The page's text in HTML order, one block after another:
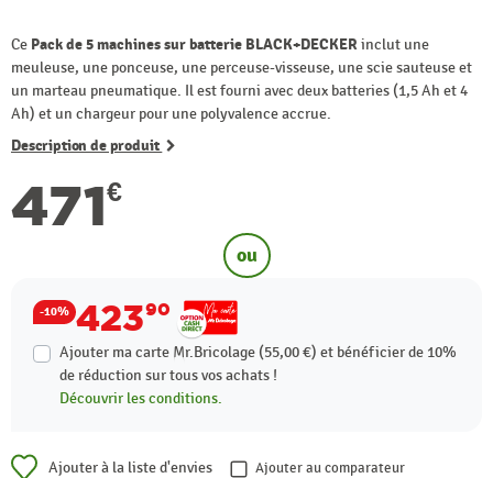
Ce Pack de 5 machines sur batterie BLACK+DECKERinclut une
meuleuse, une ponceuse, une perceuse-visseuse, une scie sauteuse et
un marteau pneumatique. Il est fourni avec deux batteries (1,5 Ah et 4
Ah) et un chargeur pour une polyvalence accrue.
Description de produit
471€
ou
-10% 42390
Ajouter ma carte Mr.Bricolage (55,00 €) et bénéficier de 10%
de réduction sur tous vos achats !
Découvrir les conditions.
Ajouter à la liste d'envies Ajouter au comparateur